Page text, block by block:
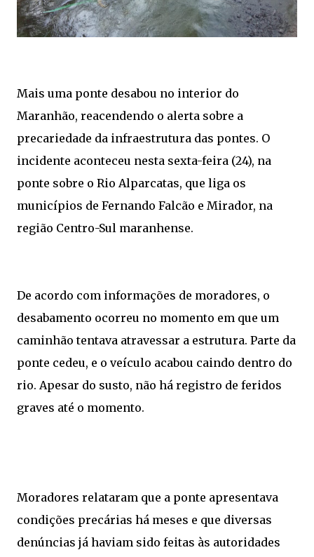
Mais uma ponte desabou no interior do
Maranhão, reacendendo o alerta sobre a
precariedade da infraestrutura das pontes. O
incidente aconteceu nesta sexta-feira (24), na
ponte sobre o Rio Alparcatas, que liga os
municípios de Fernando Falcão e Mirador, na
região Centro-Sul maranhense.
De acordo com informações de moradores, o
desabamento ocorreu no momento em que um
caminhão tentava atravessar a estrutura. Parte da
ponte cedeu, e o veículo acabou caindo dentro do
rio. Apesar do susto, não há registro de feridos
graves até o momento.
Moradores relataram que a ponte apresentava
condições precárias há meses e que diversas
denúncias já haviam sido feitas às autoridades